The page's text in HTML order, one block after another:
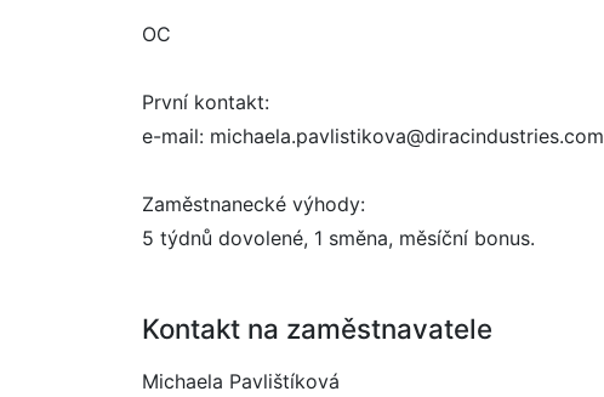
OC
První kontakt:
e-mail: michaela.pavlistikova@diracindustries.com
Zaměstnanecké výhody:
5 týdnů dovolené, 1 směna, měsíční bonus.
Kontakt na zaměstnavatele
Michaela Pavlištíková